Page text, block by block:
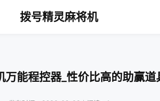
拨号精灵麻将机
万能程控器_性价比高的助赢